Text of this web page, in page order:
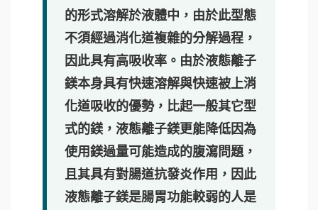
的形式溶解於液體中，由於此型態
不須經過消化道複雜的分解過程，
因此具有高吸收率。由於液態離子
鎂本身具有快速溶解與快速被上消
化道吸收的優勢，比起一般其它型
式的鎂，液態離子鎂更能降低因為
使用鎂過量可能造成的腹瀉問題，
且其具有對腸道抗發炎作用，因此
液態離子鎂是腸胃功能較弱的人是